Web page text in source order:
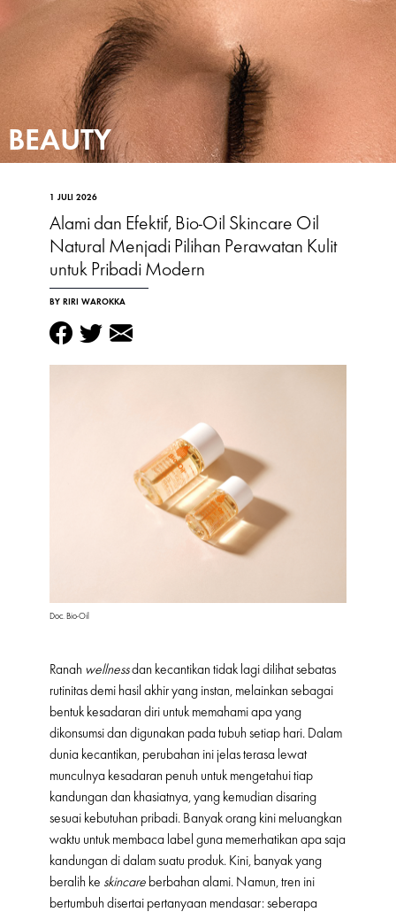
BEAUTY
1 JULI 2026
Alami dan Efektif, Bio-Oil Skincare Oil
Natural Menjadi Pilihan Perawatan Kulit
untuk Pribadi Modern
BY RIRI WAROKKA
Doc. Bio-Oil
Ranah wellnessdan kecantikan tidak lagi dilihat sebatas
rutinitas demi hasil akhir yang instan, melainkan sebagai
bentuk kesadaran diri untuk memahami apa yang
dikonsumsi dan digunakan pada tubuh setiap hari. Dalam
dunia kecantikan, perubahan ini jelas terasa lewat
munculnya kesadaran penuh untuk mengetahui tiap
kandungan dan khasiatnya, yang kemudian disaring
sesuai kebutuhan pribadi. Banyak orang kini meluangkan
waktu untuk membaca label guna memerhatikan apa saja
kandungan di dalam suatu produk. Kini, banyak yang
beralih ke skincare berbahan alami. Namun, tren ini
bertumbuh disertai pertanyaan mendasar: seberapa